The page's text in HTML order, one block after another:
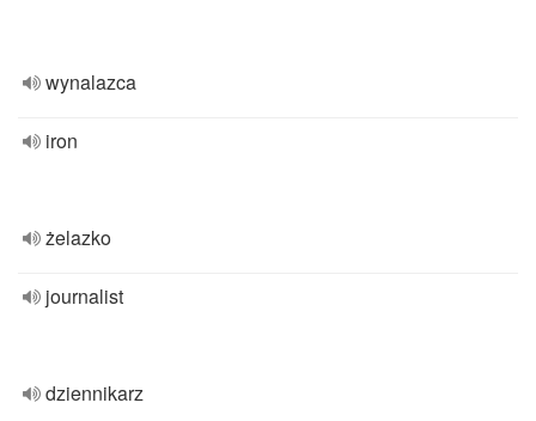
wynalazca
iron
żelazko
journalist
dziennikarz